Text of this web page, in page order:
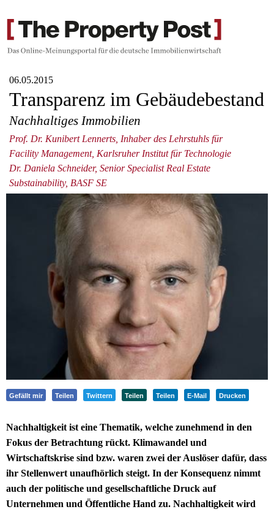
06.05.2015
Transparenz im Gebäudebestand
Nachhaltiges Immobilien
Prof. Dr. Kunibert Lennerts, Inhaber des Lehrstuhls für
Facility Management, Karlsruher Institut für Technologie
Dr. Daniela Schneider, Senior Specialist Real Estate
Substainability, BASF SE
Gefällt mir Teilen Twittern Teilen Teilen E-Mail Drucken
Nachhaltigkeit ist eine Thematik, welche zunehmend in den
Fokus der Betrachtung rückt. Klimawandel und
Wirtschaftskrise sind bzw. waren zwei der Auslöser dafür, dass
ihr Stellenwert unaufhörlich steigt. In der Konsequenz nimmt
auch der politische und gesellschaftliche Druck auf
Unternehmen und Öffentliche Hand zu. Nachhaltigkeit wird